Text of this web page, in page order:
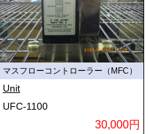
マスフローコントローラー（MFC）
Unit
UFC-1100
30,000円